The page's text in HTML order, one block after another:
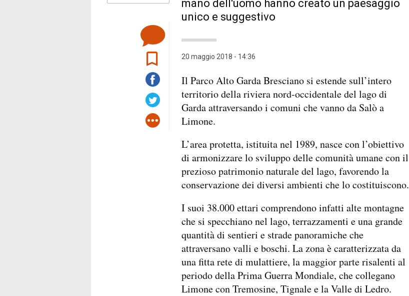
mano dell'uomo hanno creato un paesaggio
unico e suggestivo
20 maggio 2018 - 14:36
Il Parco Alto Garda Bresciano si estende sull’intero
territorio della riviera nord-occidentale del lago di
Garda attraversando i comuni che vanno da Salò a
Limone.
L’area protetta, istituita nel 1989, nasce con l’obiettivo
di armonizzare lo sviluppo delle comunità umane con il
prezioso patrimonio naturale del lago, favorendo la
conservazione dei diversi ambienti che lo costituiscono.
I suoi 38.000 ettari comprendono infatti alte montagne
che si specchiano nel lago, terrazzamenti e una grande
quantità di sentieri e strade panoramiche che
attraversano valli e boschi. La zona è caratterizzata da
una fitta rete di mulattiere, la maggior parte risalenti al
periodo della Prima Guerra Mondiale, che collegano
Limone con Tremosine, Tignale e la Valle di Ledro.